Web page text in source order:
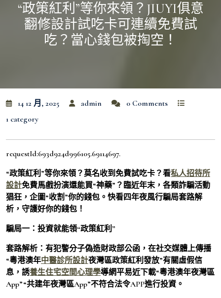
“政策紅利”等你來領？JIUYI俱意
翻修設計試吃卡可連續免費試
吃？當心錢包被掏空！
14 12 月, 2025 admin
0 Comments
1 category
requestId:693d924d996105.69114697.
“政策紅利”等你來領？莫名收到免費試吃卡？看私人招待所
設計免費馬戲扮演還能買“神藥”？臨近年末，各類詐騙活動
猖狂，企圖“收割”你的錢包。快看四年夜風行騙局套路解
析，守護好你的錢包！
騙局一：投資就能領“政策紅利”
套路解析：有犯警分子偽造財政部公函，在社交媒體上傳播
“粵港澳年中醫診所設計夜灣區政策紅利發放”有關虛假信
息，誘養生住宅空間心理學導網平易近下載“粵港澳年夜灣區
App”“共建年夜灣區App”不符合法令APP進行投資。